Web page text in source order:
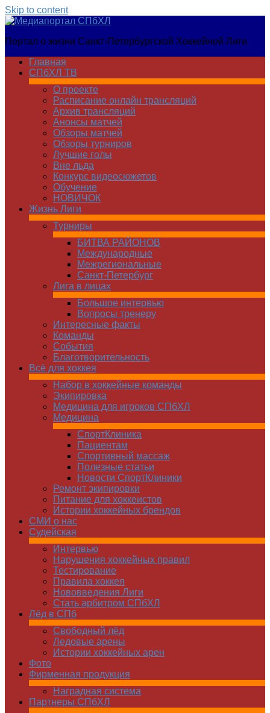
Skip to content
Медиапортал
Портал о жизни Санкт-Петербургской Хоккейной Лиги
Главная
СПбХЛ ТВ
О проекте
Расписание онлайн трансляций
Архив трансляций
Анонсы матчей
Обзоры матчей
Обзоры турниров
Лучшие голы
Вне льда
Конкурс видеосюжетов
Обучение
НОВИЧОК
Жизнь Лиги
Турниры
БИТВА РАЙОНОВ
Международные
Межрегиональные
Санкт-Петербург
Лига в лицах
Большое интервью
Вопросы тренеру
Интересные факты
Команды
Cобытия
Благотворительность
Всё для хоккея
Набор в хоккейные команды
Экипировка
Медицина для игроков СПбХЛ
Медицина
СпортКлиника
Пациентам
Спортивный массаж
Полезные статьи
Новости СпортКлиники
Ремонт экипировки
Питание для хоккеистов
Истории хоккейных брендов
СМИ о нас
Судейская
Интервью
Нарушения хоккейных правил
Тестирование
Правила хоккея
Нововведения Лиги
Стать арбитром СПбХЛ
Лёд в СПб
Свободный лёд
Ледовые арены
Истории хоккейных арен
Фото
Фирменная продукция
Наградная система
Партнеры СПбХЛ